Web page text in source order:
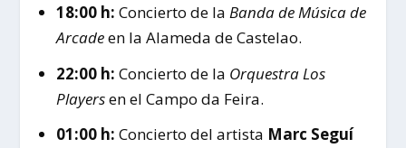
18:00 h: Concierto de la Banda de Música de
Arcadeen la Alameda de Castelao.
22:00 h: Concierto de la Orquestra Los
Playersen el Campo da Feira.
01:00 h: Concierto del artista Marc Seguí